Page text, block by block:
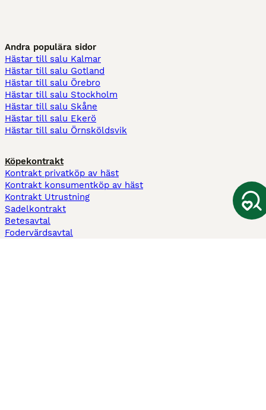
Andra populära sidor
Hästar till salu Kalmar
Hästar till salu Gotland
Hästar till salu Örebro
Hästar till salu Stockholm
Hästar till salu Skåne
Hästar till salu Ekerö
Hästar till salu Örnsköldsvik
Köpekontrakt
Kontrakt privatköp av häst
Kontrakt konsumentköp av häst
Kontrakt Utrustning
Sadelkontrakt
Betesavtal
Fodervärdsavtal